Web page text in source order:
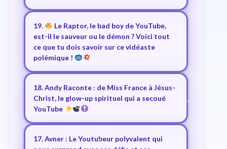
19.
Le Raptor, le bad boy de YouTube,
est-il le sauveur ou le démon ? Voici tout
ce que tu dois savoir sur ce vidéaste
polémique !
18. Andy Raconte : de Miss France à Jésus-
Christ, le glow-up spirituel qui a secoué
YouTube
17. Avner : Le Youtubeur polyvalent qui